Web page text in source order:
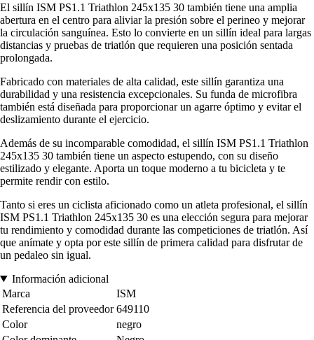
El sillín ISM PS1.1 Triathlon 245x135 30 también tiene una amplia
abertura en el centro para aliviar la presión sobre el perineo y mejorar
la circulación sanguínea. Esto lo convierte en un sillín ideal para largas
distancias y pruebas de triatlón que requieren una posición sentada
prolongada.
Fabricado con materiales de alta calidad, este sillín garantiza una
durabilidad y una resistencia excepcionales. Su funda de microfibra
también está diseñada para proporcionar un agarre óptimo y evitar el
deslizamiento durante el ejercicio.
Además de su incomparable comodidad, el sillín ISM PS1.1 Triathlon
245x135 30 también tiene un aspecto estupendo, con su diseño
estilizado y elegante. Aporta un toque moderno a tu bicicleta y te
permite rendir con estilo.
Tanto si eres un ciclista aficionado como un atleta profesional, el sillín
ISM PS1.1 Triathlon 245x135 30 es una elección segura para mejorar
tu rendimiento y comodidad durante las competiciones de triatlón. Así
que anímate y opta por este sillín de primera calidad para disfrutar de
un pedaleo sin igual.
Información adicional
Marca
ISM
Referencia del proveedor 649110
Color
negro